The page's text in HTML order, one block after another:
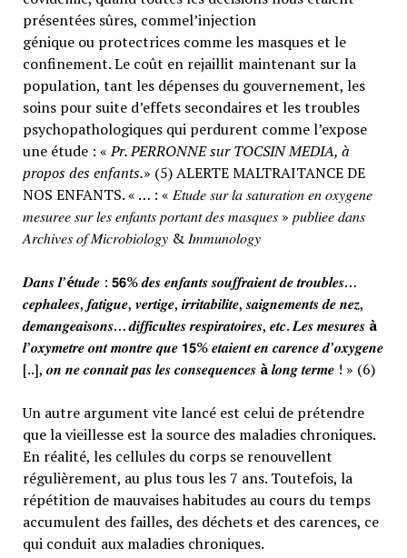
présentées sûres, commel’injection
génique ou protectrices comme les masques et le
confinement. Le coût en rejaillit maintenant sur la
population, tant les dépenses du gouvernement, les
soins pour suite d’effets secondaires et les troubles
psychopathologiques qui perdurent comme l’expose
une étude : «Pr. PERRONNE sur TOCSIN MEDIA, à
propos des enfants.» (5) ALERTE MALTRAITANCE DE
NOS ENFANTS. « … : « 𝐸𝑡𝑢𝑑𝑒 𝑠𝑢𝑟 𝑙𝑎 𝑠𝑎𝑡𝑢𝑟𝑎𝑡𝑖𝑜𝑛 𝑒𝑛 𝑜𝑥𝑦𝑔𝑒𝑛𝑒
𝑚𝑒𝑠𝑢𝑟𝑒𝑒 𝑠𝑢𝑟 𝑙𝑒𝑠 𝑒𝑛𝑓𝑎𝑛𝑡𝑠 𝑝𝑜𝑟𝑡𝑎𝑛𝑡 𝑑𝑒𝑠 𝑚𝑎𝑠𝑞𝑢𝑒𝑠 » 𝑝𝑢𝑏𝑙𝑖𝑒𝑒 𝑑𝑎𝑛𝑠
𝐴𝑟𝑐ℎ𝑖𝑣𝑒𝑠 𝑜𝑓 𝑀𝑖𝑐𝑟𝑜𝑏𝑖𝑜𝑙𝑜𝑔𝑦 & 𝐼𝑚𝑚𝑢𝑛𝑜𝑙𝑜𝑔𝑦
𝑫𝒂𝒏𝒔 𝒍’é𝒕𝒖𝒅𝒆 : 𝟱𝟲% 𝒅𝒆𝒔 𝒆𝒏𝒇𝒂𝒏𝒕𝒔 𝒔𝒐𝒖𝒇𝒇𝒓𝒂𝒊𝒆𝒏𝒕 𝒅𝒆 𝒕𝒓𝒐𝒖𝒃𝒍𝒆𝒔…
𝒄𝒆𝒑𝒉𝒂𝒍𝒆𝒆𝒔, 𝒇𝒂𝒕𝒊𝒈𝒖𝒆, 𝒗𝒆𝒓𝒕𝒊𝒈𝒆, 𝒊𝒓𝒓𝒊𝒕𝒂𝒃𝒊𝒍𝒊𝒕𝒆, 𝒔𝒂𝒊𝒈𝒏𝒆𝒎𝒆𝒏𝒕𝒔 𝒅𝒆 𝒏𝒆𝒛,
𝒅𝒆𝒎𝒂𝒏𝒈𝒆𝒂𝒊𝒔𝒐𝒏𝒔… 𝒅𝒊𝒇𝒇𝒊𝒄𝒖𝒍𝒕𝒆𝒔 𝒓𝒆𝒔𝒑𝒊𝒓𝒂𝒕𝒐𝒊𝒓𝒆𝒔, 𝒆𝒕𝒄. 𝑳𝒆𝒔 𝒎𝒆𝒔𝒖𝒓𝒆𝒔 à
𝒍’𝒐𝒙𝒚𝒎𝒆𝒕𝒓𝒆 𝒐𝒏𝒕 𝒎𝒐𝒏𝒕𝒓𝒆 𝒒𝒖𝒆 𝟭𝟱% 𝒆𝒕𝒂𝒊𝒆𝒏𝒕 𝒆𝒏 𝒄𝒂𝒓𝒆𝒏𝒄𝒆 𝒅’𝒐𝒙𝒚𝒈𝒆𝒏𝒆
[..], 𝒐𝒏 𝒏𝒆 𝒄𝒐𝒏𝒏𝒂𝒊𝒕 𝒑𝒂𝒔 𝒍𝒆𝒔 𝒄𝒐𝒏𝒔𝒆𝒒𝒖𝒆𝒏𝒄𝒆𝒔 à𝒍𝒐𝒏𝒈 𝒕𝒆𝒓𝒎𝒆 ! » (6)
Un autre argument vite lancé est celui de prétendre
que la vieillesse est la source des maladies chroniques.
En réalité, les cellules du corps se renouvellent
régulièrement, au plus tous les 7 ans. Toutefois, la
répétition de mauvaises habitudes au cours du temps
accumulent des failles, des déchets et des carences, ce
qui conduit aux maladies chroniques.